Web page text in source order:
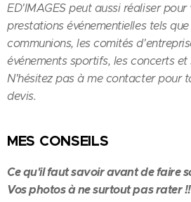
ED'IMAGES peut aussi réaliser
prestations événementielles tels
communions, les comités
événements sportifs, les concerts et
N'hésitez pas à me contacter pour
devis.
MES CONSEILS
Ce qu'il faut savoir avant de faire
Vos photos à ne surtout pas rater